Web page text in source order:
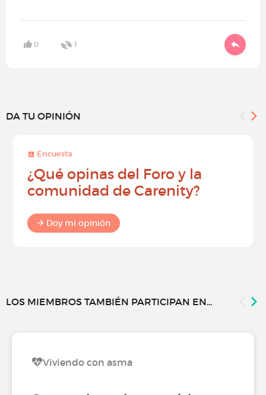
0 1
DA TU OPINIÓN
Encuesta
¿Qué opinas del Foro y la
comunidad de Carenity?
Doy mi opinión
LOS MIEMBROS TAMBIÉN PARTICIPAN EN...
Viviendo con asma